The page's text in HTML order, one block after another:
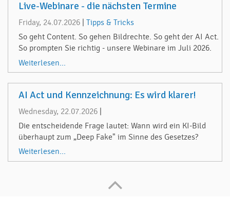
Live-Webinare - die nächsten Termine
Friday, 24.07.2026
Tipps & Tricks
So geht Content. So gehen Bildrechte. So geht der AI Act.
So prompten Sie richtig - unsere Webinare im Juli 2026.
Weiterlesen...
AI Act und Kennzeichnung: Es wird klarer!
Wednesday, 22.07.2026
Die entscheidende Frage lautet: Wann wird ein KI-Bild
überhaupt zum „Deep Fake" im Sinne des Gesetzes?
Weiterlesen...